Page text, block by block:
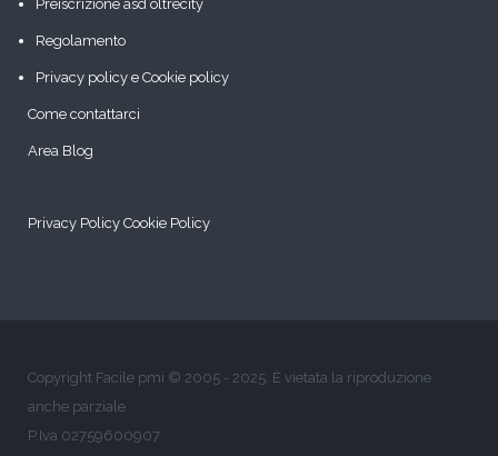
Preiscrizione asd oltrecity
Regolamento
Privacy policy e Cookie policy
Come contattarci
Area Blog
Privacy Policy Cookie Policy
Copyright Facile pmi © 2005 - 2025. È vietata la riproduzione
anche parziale
P.Iva 02759600907